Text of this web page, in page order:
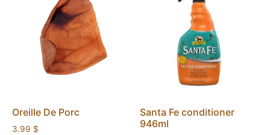
Oreille De Porc
3.99 $
Santa Fe conditioner
946ml